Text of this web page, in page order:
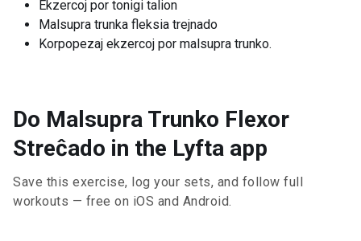
Ekzercoj por tonigi talion
Malsupra trunka fleksia trejnado
Korpopezaj ekzercoj por malsupra trunko.
Do Malsupra Trunko Flexor
Streĉado in the Lyfta app
Save this exercise, log your sets, and follow full
workouts — free on iOS and Android.